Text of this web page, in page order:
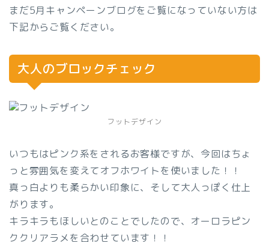
まだ5月キャンペーンブログをご覧になっていない方は
下記からご覧ください。
大人のブロックチェック
フットデザイン
いつもはピンク系をされるお客様ですが、今回はちょ
っと雰囲気を変えてオフホワイトを使いました！！
真っ白よりも柔らかい印象に、そして大人っぽく仕上
がります。
キラキラもほしいとのことでしたので、オーロラピン
ククリアラメを合わせています！！